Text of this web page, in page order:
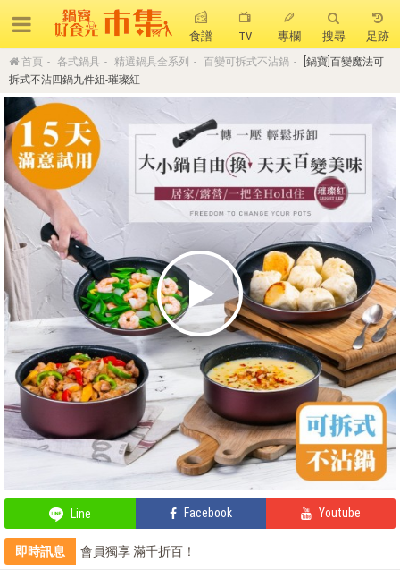
食譜 TV 專欄 搜尋 足跡
首頁 各式鍋具 精選鍋具全系列 百變可拆式不沾鍋
[鍋寶]百變魔法可
拆式不沾四鍋九件組-璀璨紅
Line Facebook Youtube
即時訊息
會員獨享 滿千折百！
熱門搜尋
聚油不沾鍋 全球通吹風機 陶瓷不沾電鍋
珍珠粗吸管杯 可微波保鮮盒 大理石不沾鍋
分隔便當盒 金鑽不沾鍋 氣炸烤箱